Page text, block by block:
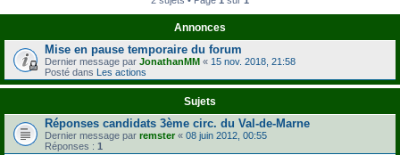
Annonces
Mise en pause temporaire du forum
Dernier message par JonathanMM « 15 nov. 2018, 21:58
Posté dans Les actions
Sujets
Réponses candidats 3ème circ. du Val-de-Marne
Dernier message par remster « 08 juin 2012, 00:55
Réponses : 1